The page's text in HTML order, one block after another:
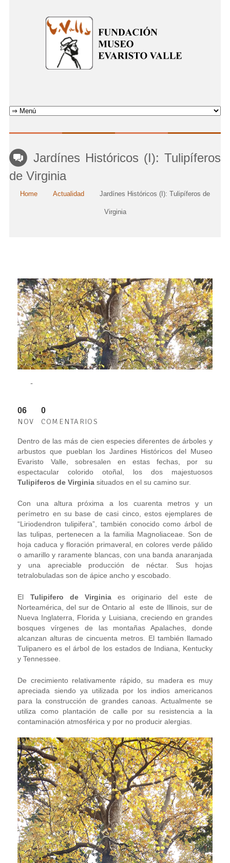
Jardínes Históricos (I): Tulipíferos
de Virginia
Home Actualidad Jardínes Históricos (I): Tulipíferos de
Virginia
-
06
NOV
0
COMENTARIOS
Dentro de las más de cien especies diferentes de árboles y
arbustos que pueblan los Jardines Históricos del Museo
Evaristo Valle, sobresalen en estas fechas, por su
espectacular colorido otoñal, los dos majestuosos
Tulipiferos de Virginia situados en el su camino sur.
Con una altura próxima a los cuarenta metros y un
perímetro en su base de casi cinco, estos ejemplares de
“Liriodendron tulipifera”, también conocido como árbol de
las tulipas, pertenecen a la familia Magnoliaceae. Son de
hoja caduca y floración primaveral, en colores verde pálido
o amarillo y raramente blancas, con una banda anaranjada
y una apreciable producción de néctar. Sus hojas
tetralobuladas son de ápice ancho y escobado.
El Tulipifero de Virginiaes originario del este de
Norteamérica, del sur de Ontario al este de Illinois, sur de
Nueva Inglaterra, Florida y Luisiana, creciendo en grandes
bosques vírgenes de las montañas Apalaches, donde
alcanzan alturas de cincuenta metros. El también llamado
Tulipanero es el árbol de los estados de Indiana, Kentucky
y Tennessee.
De crecimiento relativamente rápido, su madera es muy
apreciada siendo ya utilizada por los indios americanos
para la construcción de grandes canoas. Actualmente se
utiliza como plantación de calle por su resistencia a la
contaminación atmosférica y por no producir alergias.